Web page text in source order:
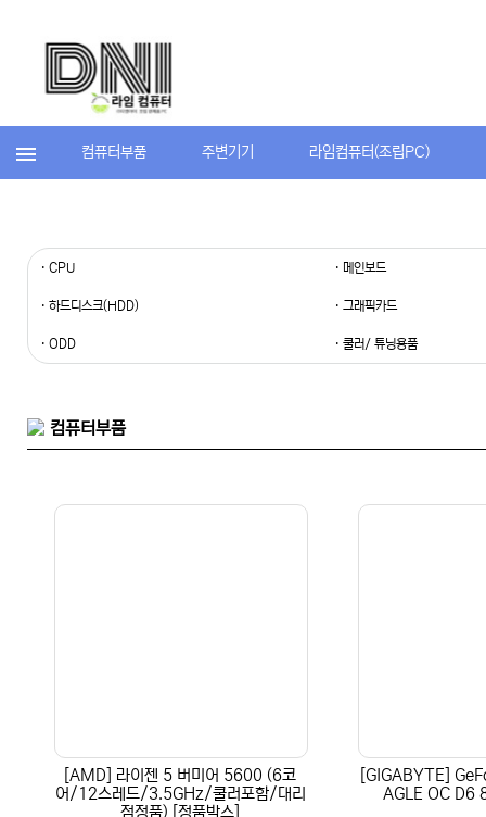
컴퓨터부품 주변기기 라임컴퓨터(조립PC)
· CPU · 메인보드
· 하드디스크(HDD) · 그래픽카드
· ODD · 쿨러/ 튜닝용품
컴퓨터부품
[AMD] 라이젠 5 버미어 5600 (6코
어/12스레드/3.5GHz/쿨러포함/대리
점정품) [정품박스]
[GIGABYTE]
AGLE OC D6